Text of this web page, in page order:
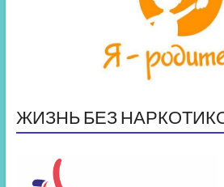
ЖИЗНЬ БЕЗ